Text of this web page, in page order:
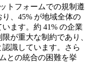
トフォームでの規制遵
、45% が地域全体の
ます。約 41% の企業
が重大な制約であり、
識しています。さら
との統合の困難を挙